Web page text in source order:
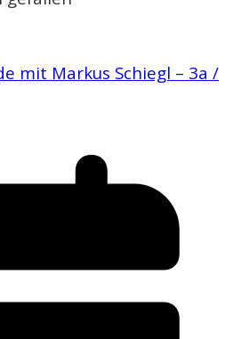
mit Markus Schiegl – 3a /